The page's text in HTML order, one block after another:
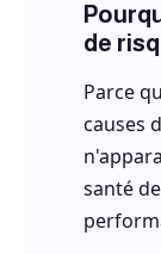
de
Parce
causes
santé